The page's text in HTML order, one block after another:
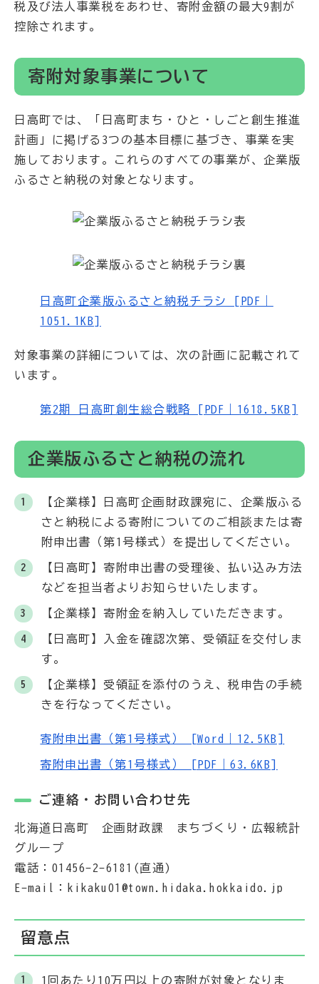
税及び法人事業税をあわせ、寄附金額の最大9割が
控除されます。
寄附対象事業について
日高町では、「日高町まち・ひと・しごと創生推進
計画」に掲げる3つの基本目標に基づき、事業を実
施しております。これらのすべての事業が、企業版
ふるさと納税の対象となります。
日高町企業版ふるさと納税チラシ [PDF｜
1051.1KB]
対象事業の詳細については、次の計画に記載されて
います。
第2期 日高町創生総合戦略 [PDF｜1618.5KB]
企業版ふるさと納税の流れ
【企業様】日高町企画財政課宛に、企業版ふる
さと納税による寄附についてのご相談または寄
附申出書（第1号様式）を提出してください。
【日高町】寄附申出書の受理後、払い込み方法
などを担当者よりお知らせいたします。
【企業様】寄附金を納入していただきます。
【日高町】入金を確認次第、受領証を交付しま
す。
【企業様】受領証を添付のうえ、税申告の手続
きを行なってください。
寄附申出書（第1号様式） [Word｜12.5KB]
寄附申出書（第1号様式） [PDF｜63.6KB]
ご連絡・お問い合わせ先
北海道日高町 企画財政課 まちづくり・広報統計
グループ
電話：01456-2-6181(直通)
E-mail：kikaku01@town.hidaka.hokkaido.jp
留意点
1回あたり10万円以上の寄附が対象となりま